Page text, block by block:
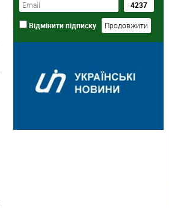
Відмінити підписку